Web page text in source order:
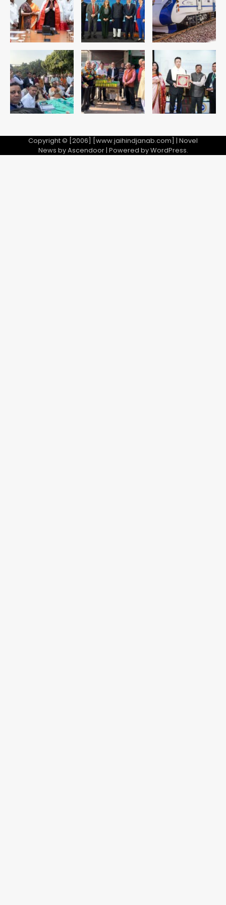
Copyright © [2006] [www.jaihindjanab.com] | Novel
News byAscendoor| Powered byWordPress.